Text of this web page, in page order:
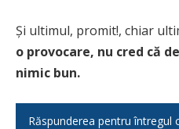
Și ultimul, promit!, chiar
o provocare, nu cred că
nimic bun.
Răspunderea pentru